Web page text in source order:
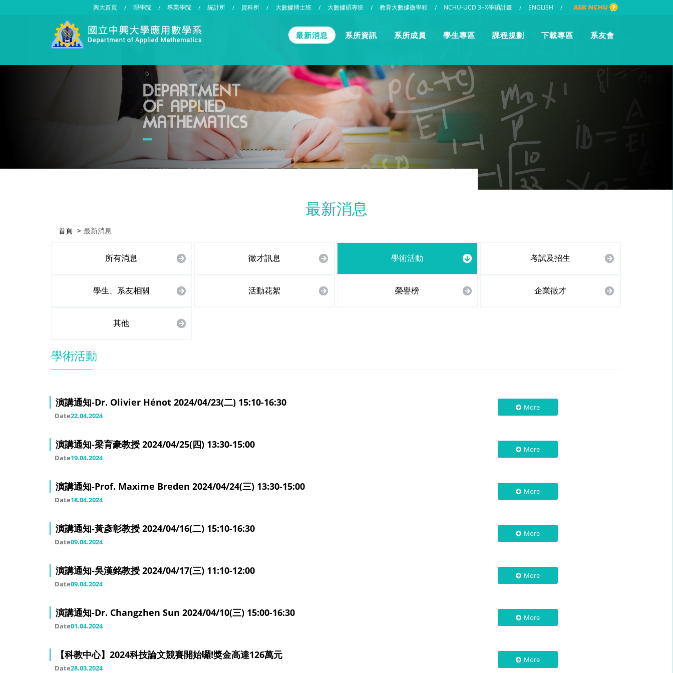
興大首頁 / 理學院 / 專業學院 / 統計所 / 資科所 / 大數據博士班 / 大數據碩專班 / 教育大數據微學程 / NCHU-UCD 3+X學碩計畫 / ENGLISH /
最新消息 系所資訊 系所成員 學生專區 課程規劃 下載專區 系友會
最新消息
首頁 最新消息
所有消息 徵才訊息 學術活動 考試及招生
學生、系友相關 活動花絮 榮譽榜 企業徵才
其他
學術活動
演講通知-Dr. Olivier Hénot 2024/04/23(二) 15:10-16:30
Date22.04.2024
More
演講通知-梁育豪教授 2024/04/25(四) 13:30-15:00
Date19.04.2024
More
演講通知-Prof. Maxime Breden 2024/04/24(三) 13:30-15:00
Date18.04.2024
More
演講通知-黃彥彰教授 2024/04/16(二) 15:10-16:30
Date09.04.2024
More
演講通知-吳漢銘教授 2024/04/17(三) 11:10-12:00
Date09.04.2024
More
演講通知-Dr. Changzhen Sun 2024/04/10(三) 15:00-16:30
Date01.04.2024
More
【科教中心】2024科技論文競賽開始囉!獎金高達126萬元
Date28.03.2024
More